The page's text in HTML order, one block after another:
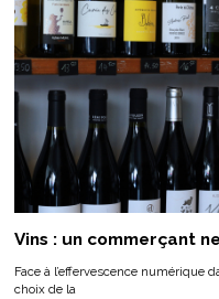
Vins : un commerçant
Face à l’effervescence numérique
choix de la